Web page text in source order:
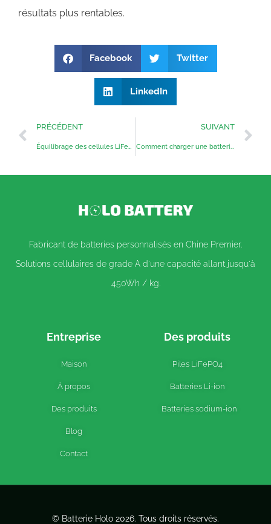
résultats plus rentables.
Facebook Twitter
LinkedIn
PRÉCÉDENT
Équilibrage des cellules LiFePO4
SUIVANT
Comment charger une batterie marine à décharge profonde
Fabricant de batteries personnalisés en Chine Premier.
Solutions cellulaires de grade A d'une capacité allant jusqu'à
450Wh / kg.
Entreprise
Maison
À propos
Des produits
Blog
Contact
Des produits
Piles LiFePO4
Batteries Li-ion
Batteries sodium-ion
© Batterie Holo 2026. Tous droits réservés.